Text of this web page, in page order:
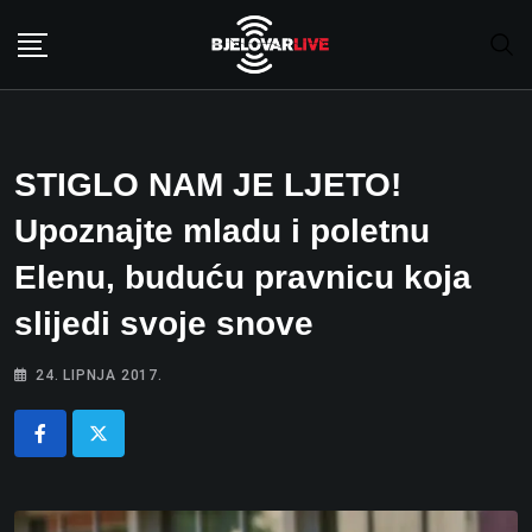
STIGLO NAM JE LJETO!
Upoznajte mladu i poletnu
Elenu, buduću pravnicu koja
slijedi svoje snove
24. LIPNJA 2017.